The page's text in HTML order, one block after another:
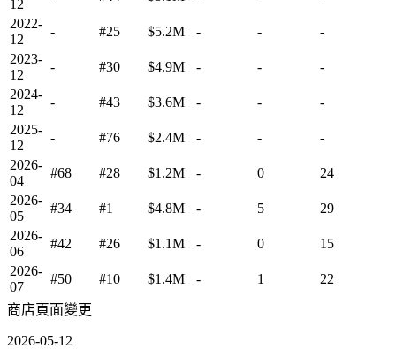
12
2022-
12
- #25 $5.2M - -
-
2023-
12
- #30 $4.9M - -
-
2024-
12
- #43 $3.6M - -
-
2025-
12
- #76 $2.4M - -
-
2026-
04
#68 #28 $1.2M - 0
24
2026-
05
#34 #1 $4.8M - 5
29
2026-
06
#42 #26 $1.1M - 0
15
2026-
07
#50 #10 $1.4M - 1 22
商店頁面變更
2026-05-12